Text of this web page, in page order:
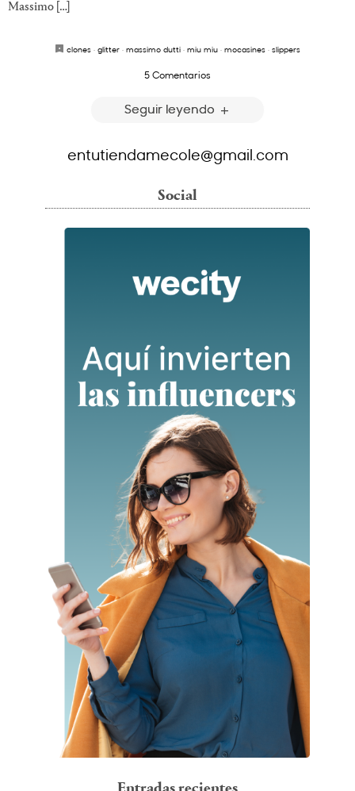
Massimo […]
clones · glitter · massimo dutti · miu miu · mocasines · slippers
5 Comentarios
Seguir leyendo
entutiendamecole@gmail.com
Social